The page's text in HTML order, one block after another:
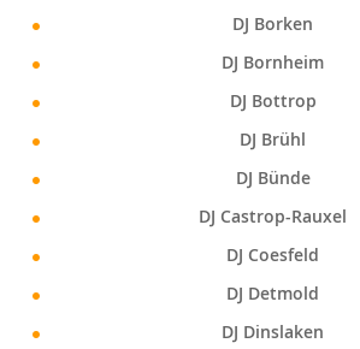
DJ Borken
DJ Bornheim
DJ Bottrop
DJ Brühl
DJ Bünde
DJ Castrop-Rauxel
DJ Coesfeld
DJ Detmold
DJ Dinslaken